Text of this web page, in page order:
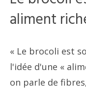
aliment
« Le brocoli est
l'idée d'une «
on parle de